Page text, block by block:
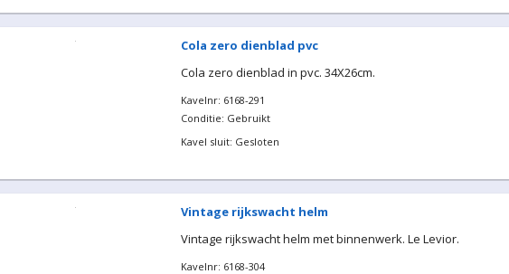
Cola zero dienblad pvc
Cola zero dienblad in pvc. 34X26cm.
Kavelnr: 6168-291
Conditie: Gebruikt
Kavel sluit: Gesloten
Vintage rijkswacht helm
Vintage rijkswacht helm met binnenwerk. Le Levior.
Kavelnr: 6168-304